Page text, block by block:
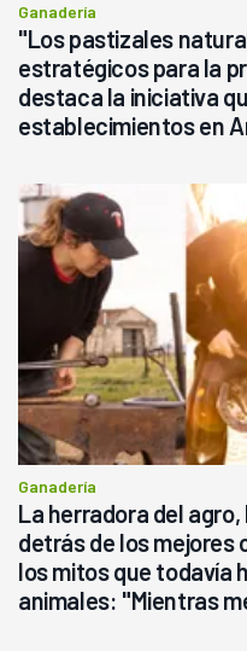
Ganadería
"Los pastizales
estratégicos para la
destaca la iniciativa
establecimientos en
Ganadería
La herradora del
detrás de los mejores
los mitos que todavía
animales: "Mientras